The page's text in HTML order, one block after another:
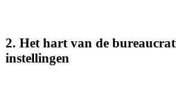
2. Het hart van de
instellingen